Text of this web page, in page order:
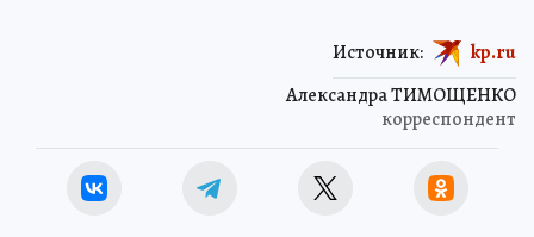
Александра ТИМОЩЕНКО
корреспондент
Источник: kp.ru